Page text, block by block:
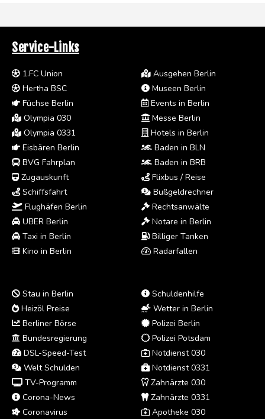
Service-Links
1.FC Union
Hertha BSC
Füchse Berlin
Olympia 030
Olympia 0331
Eisbären Berlin
BVG Fahrplan
Zugauskunft
Schiffsfahrt
Flughäfen Berlin
UBER Berlin
Taxi in Berlin
Kino in Berlin
Ausgehen Berlin
Museen Berlin
Events in Berlin
Messe Berlin
Hotels in Berlin
Baden in BLN
Baden in BRB
Flixbus / Reise
Bußgeldrechner
Rechtsanwälte
Notare in Berlin
Billiger Tanken
Radarfallen
Stau in Berlin
Heizöl Preise
Berliner Börse
Bundesregierung
DSL-Speed-Test
Welt Schulden
TV-Programm
Corona-News
Coronavirus
Schuldenhilfe
Wetter in Berlin
Polizei Berlin
Polizei Potsdam
Notdienst 030
Notdienst 0331
Zahnärzte 030
Zahnärzte 0331
Apotheke 030